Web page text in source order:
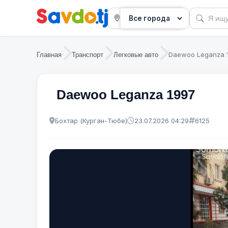
Главная Транспорт Легковые авто Daewoo Leganza
Daewoo Leganza 1997
Бохтар (Курган-Тюбе) 23.07.2026 04:29 6125